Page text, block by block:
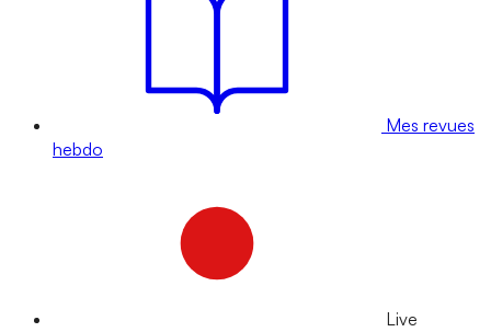
Mes revues
hebdo
Live